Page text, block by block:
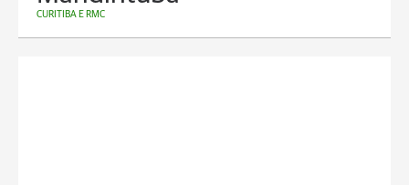
CURITIBA E RMC